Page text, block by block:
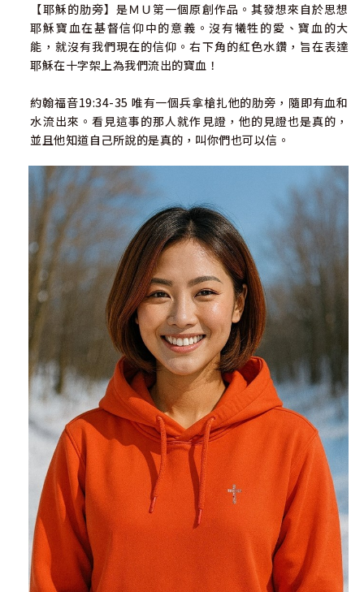
【耶穌的肋旁】是ＭＵ第一個原創作品。其發想來自於思想
耶穌寶血在基督信仰中的意義。沒有犧牲的愛、寶血的大
能，就沒有我們現在的信仰。右下角的紅色水鑽，旨在表達
耶穌在十字架上為我們流出的寶血！
約翰福音19:34-35 唯有一個兵拿槍扎他的肋旁，隨即有血和
水流出來。看見這事的那人就作見證，他的見證也是真的，
並且他知道自己所說的是真的，叫你們也可以信。